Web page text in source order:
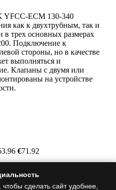
YFCC-ECM 130-340
как к двухтрубным, так и
трех основных размерах
Подключение к
стороны, но в качестве
выполняться и
Клапаны с двумя или
на устройстве
€71.92
clim.ru
сделать сайт удобнее,